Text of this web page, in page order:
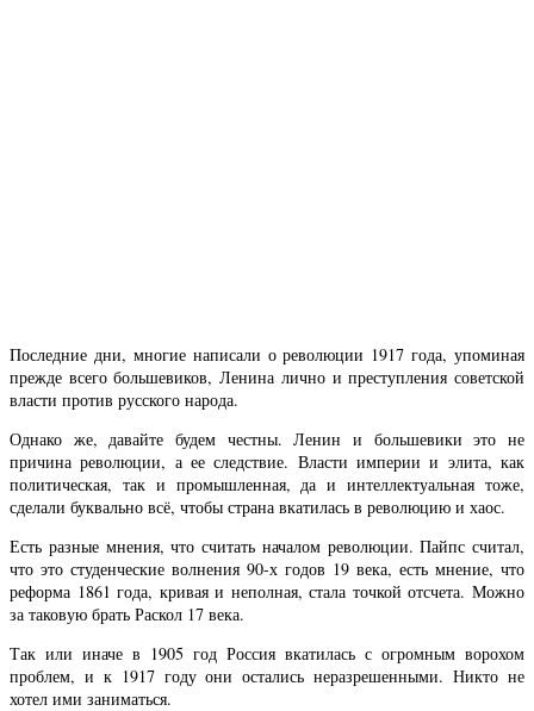
Последние дни, многие написали о революции 1917 года, упоминая
прежде всего большевиков, Ленина лично и преступления советской
власти против русского народа.
Однако же, давайте будем честны. Ленин и большевики это не
причина революции, а ее следствие. Власти империи и элита, как
политическая, так и промышленная, да и интеллектуальная тоже,
сделали буквально всё, чтобы страна вкатилась в революцию и хаос.
Есть разные мнения, что считать началом революции. Пайпс считал,
что это студенческие волнения 90-х годов 19 века, есть мнение, что
реформа 1861 года, кривая и неполная, стала точкой отсчета. Можно
за таковую брать Раскол 17 века.
Так или иначе в 1905 год Россия вкатилась с огромным ворохом
проблем, и к 1917 году они остались неразрешенными. Никто не
хотел ими заниматься.